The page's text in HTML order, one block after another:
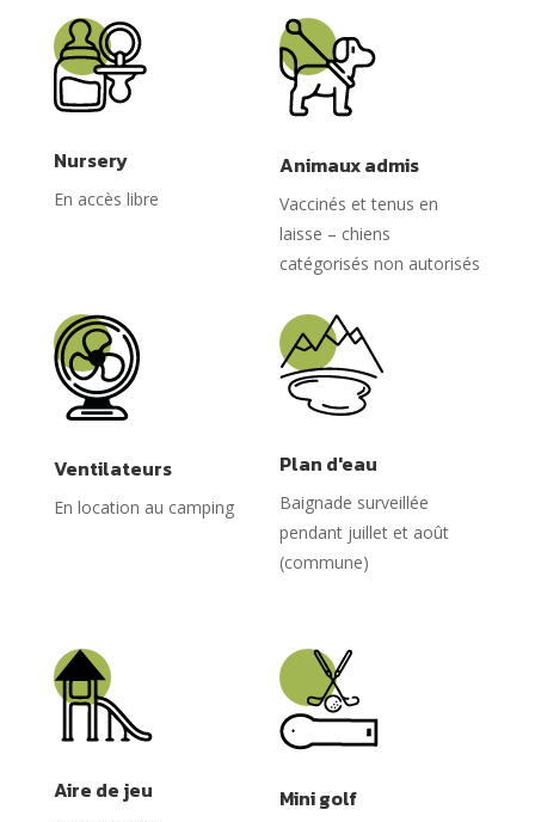
Nursery
En accès libre
Animaux admis
Vaccinés et tenus en
laisse – chiens
catégorisés non autorisés
Ventilateurs
En location au camping
Plan d'eau
Baignade surveillée
pendant juillet et août
(commune)
Aire de jeu Mini golf